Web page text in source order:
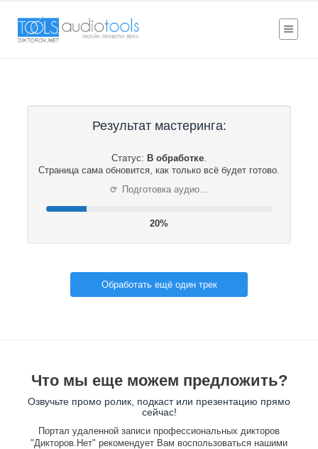
Результат мастеринга:
Статус: В обработке.
Страница сама обновится, как только всё будет готово.
⟳ Подготовка аудио…
21%
Обработать ещё один трек
Что мы еще можем предложить?
Озвучьте промо ролик, подкаст или презентацию прямо
сейчас!
Портал удаленной записи профессиональных дикторов
"Дикторов.Нет" рекомендует Вам воспользоваться нашими